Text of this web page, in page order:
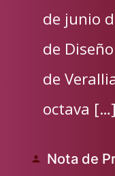
de junio
de
de
octava […]
Publicado
Nota de